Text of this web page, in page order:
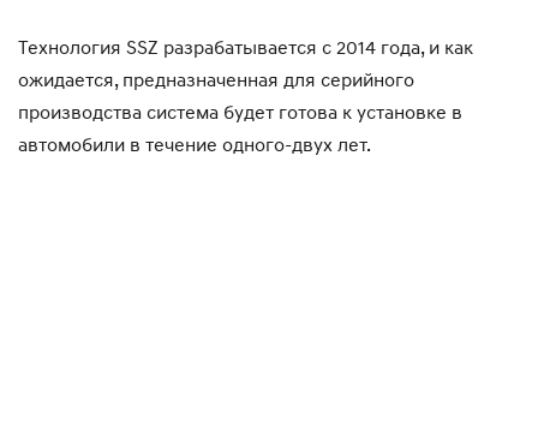
Технология SSZ разрабатывается с 2014 года, и как
ожидается, предназначенная для серийного
производства система будет готова к установке в
автомобили в течение одного-двух лет.